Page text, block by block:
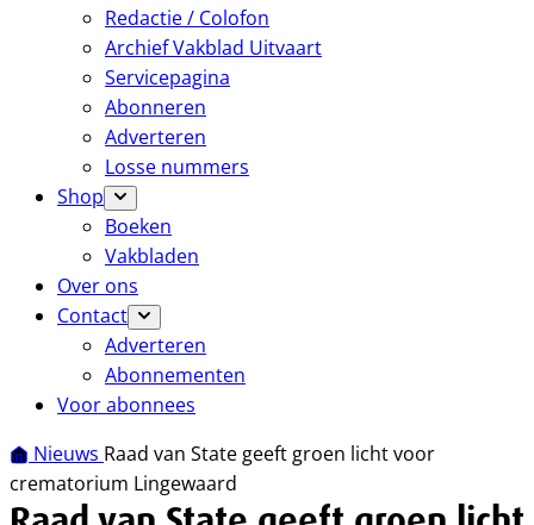
Redactie / Colofon
Archief Vakblad Uitvaart
Servicepagina
Abonneren
Adverteren
Losse nummers
Shop
Boeken
Vakbladen
Over ons
Contact
Adverteren
Abonnementen
Voor abonnees
Nieuws Raad van State geeft groen licht voor
crematorium Lingewaard